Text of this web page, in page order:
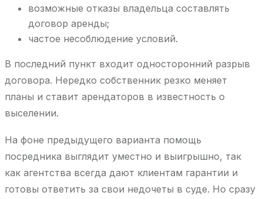
возможные отказы владельца составлять
договор аренды;
частое несоблюдение условий.
В последний пункт входит односторонний разрыв
договора. Нередко собственник резко меняет
планы и ставит арендаторов в известность о
выселении.
На фоне предыдущего варианта помощь
посредника выглядит уместно и выигрышно, так
как агентства всегда дают клиентам гарантии и
готовы ответить за свои недочеты в суде. Но сразу